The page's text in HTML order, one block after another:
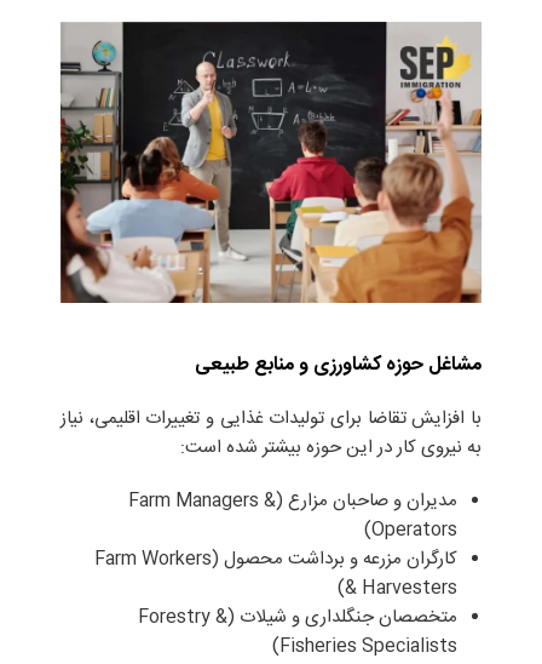
مشاغل حوزه کشاورزی و منابع طبیعی
با افزایش تقاضا برای تولیدات غذایی و تغییرات اقلیمی، نیاز
به نیروی کار در این حوزه بیشتر شده است:
مدیران و صاحبان مزارع (Farm Managers &
Operators)
کارگران مزرعه و برداشت محصول (Farm Workers
& Harvesters)
متخصصان جنگلداری و شیلات (Forestry &
Fisheries Specialists)